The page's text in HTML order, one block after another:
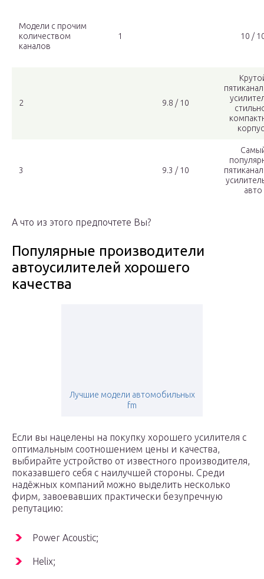
Модели с прочим
количеством
каналов
1 10 /
2 9.8 / 10
3 9.3 / 10
авто
А что из этого предпочтете Вы?
Популярные производители
автоусилителей хорошего
качества
Лучшие модели автомобильных
fm
Если вы нацелены на покупку хорошего усилителя с
оптимальным соотношением цены и качества,
выбирайте устройство от известного производителя,
показавшего себя с наилучшей стороны. Среди
надёжных компаний можно выделить несколько
фирм, завоевавших практически безупречную
репутацию:
Power Acoustic;
Helix;